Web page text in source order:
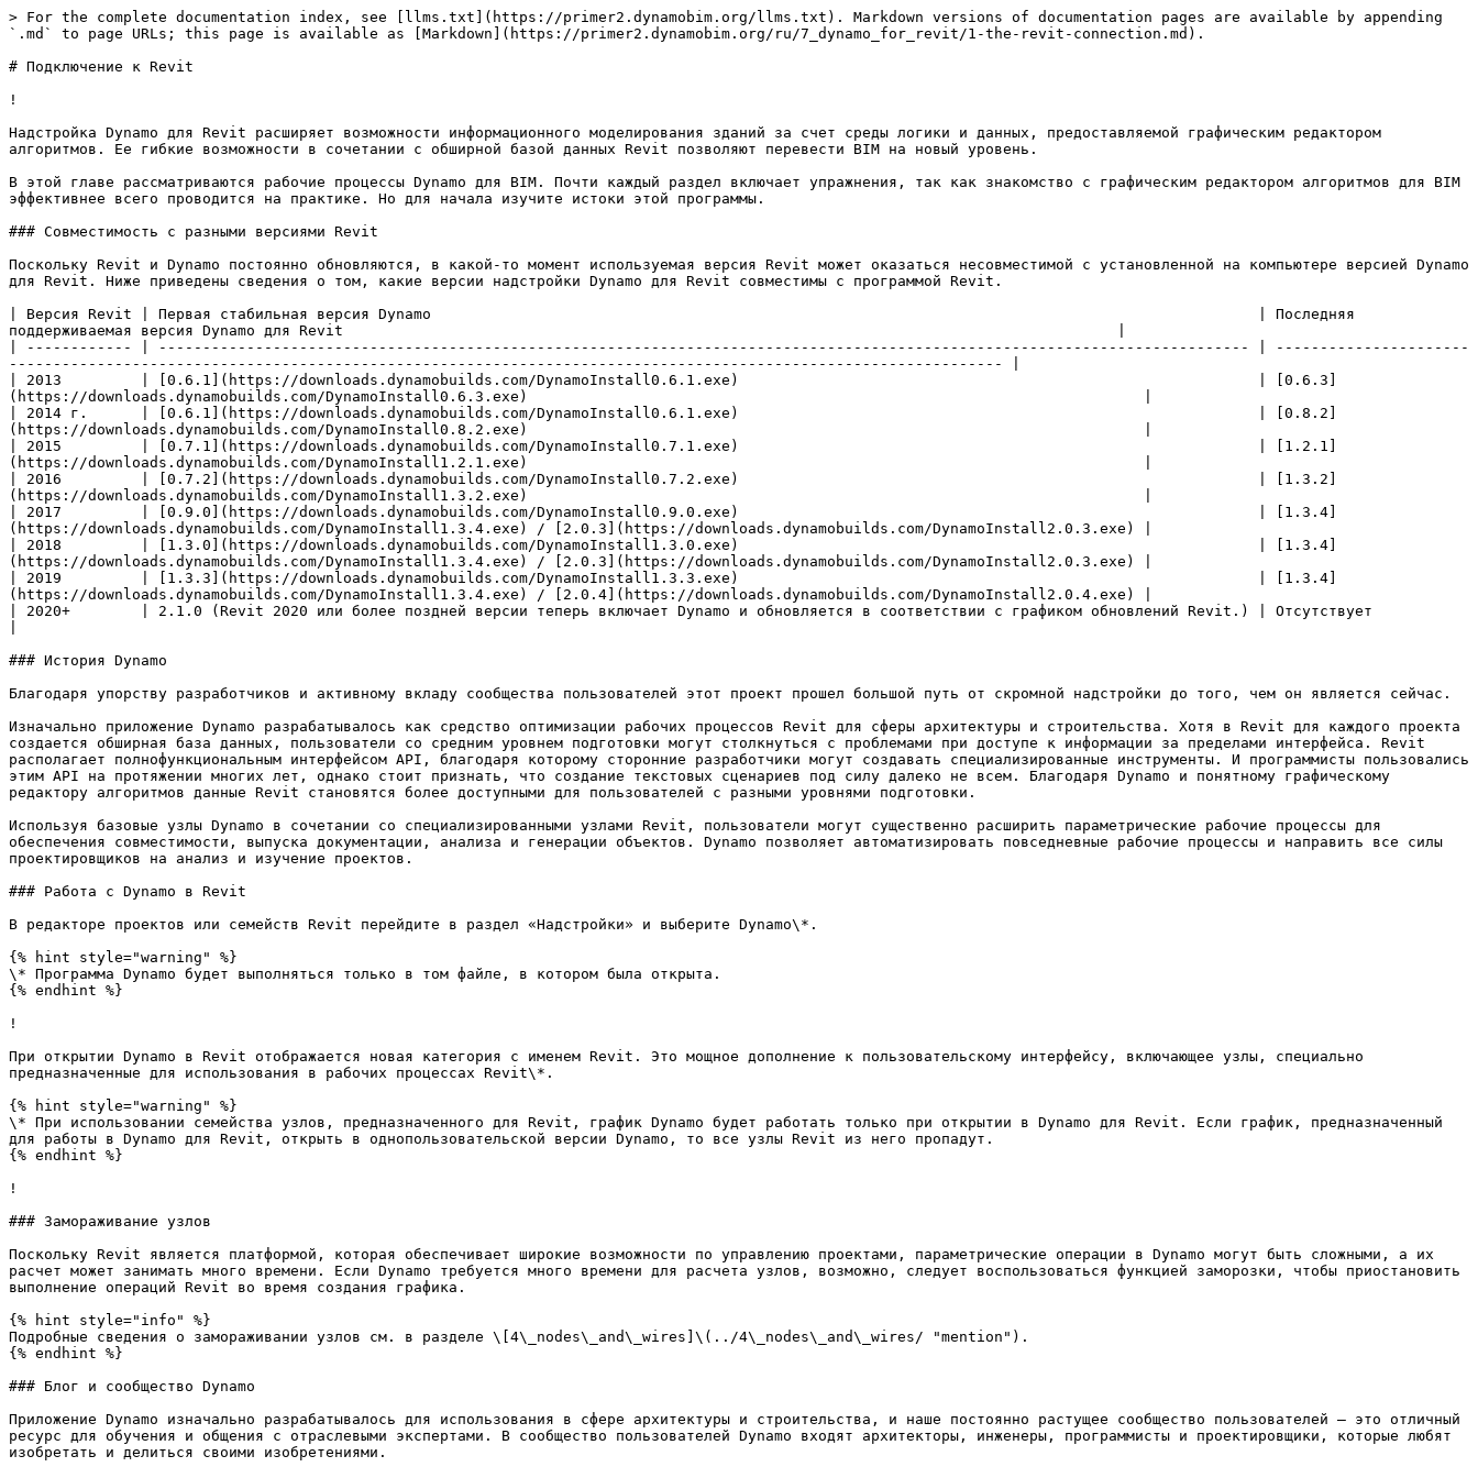
> For the complete documentation index, see [llms.txt](https://primer2.dynamobim.org/llms.txt). Markdown versions of documentation pages are available by appending
`.md` to page URLs; this page is available as [Markdown](https://primer2.dynamobim.org/ru/7_dynamo_for_revit/1-the-revit-connection.md).
# Подключение к Revit
!
Надстройка Dynamo для Revit расширяет возможности информационного моделирования зданий за счет среды логики и данных, предоставляемой графическим редактором
алгоритмов. Ее гибкие возможности в сочетании с обширной базой данных Revit позволяют перевести BIM на новый уровень.
В этой главе рассматриваются рабочие процессы Dynamo для BIM. Почти каждый раздел включает упражнения, так как знакомство с графическим редактором алгоритмов для BIM
эффективнее всего проводится на практике. Но для начала изучите истоки этой программы.
### Совместимость с разными версиями Revit
Поскольку Revit и Dynamo постоянно обновляются, в какой-то момент используемая версия Revit может оказаться несовместимой с установленной на компьютере версией Dynamo
для Revit. Ниже приведены сведения о том, какие версии надстройки Dynamo для Revit совместимы с программой Revit.
| Версия Revit | Первая стабильная версия Dynamo                                                                                              | Последняя
поддерживаемая версия Dynamo для Revit                                                                                        |
| ------------ | ---------------------------------------------------------------------------------------------------------------------------- | ----------------------
----------------------------------------------------------------------------------------------------------------- |
| 2013         | [0.6.1](https://downloads.dynamobuilds.com/DynamoInstall0.6.1.exe)                                                           | [0.6.3]
(https://downloads.dynamobuilds.com/DynamoInstall0.6.3.exe)                                                                      |
| 2014 г.      | [0.6.1](https://downloads.dynamobuilds.com/DynamoInstall0.6.1.exe)                                                           | [0.8.2]
(https://downloads.dynamobuilds.com/DynamoInstall0.8.2.exe)                                                                      |
| 2015         | [0.7.1](https://downloads.dynamobuilds.com/DynamoInstall0.7.1.exe)                                                           | [1.2.1]
(https://downloads.dynamobuilds.com/DynamoInstall1.2.1.exe)                                                                      |
| 2016         | [0.7.2](https://downloads.dynamobuilds.com/DynamoInstall0.7.2.exe)                                                           | [1.3.2]
(https://downloads.dynamobuilds.com/DynamoInstall1.3.2.exe)                                                                      |
| 2017         | [0.9.0](https://downloads.dynamobuilds.com/DynamoInstall0.9.0.exe)                                                           | [1.3.4]
(https://downloads.dynamobuilds.com/DynamoInstall1.3.4.exe) / [2.0.3](https://downloads.dynamobuilds.com/DynamoInstall2.0.3.exe) |
| 2018         | [1.3.0](https://downloads.dynamobuilds.com/DynamoInstall1.3.0.exe)                                                           | [1.3.4]
(https://downloads.dynamobuilds.com/DynamoInstall1.3.4.exe) / [2.0.3](https://downloads.dynamobuilds.com/DynamoInstall2.0.3.exe) |
| 2019         | [1.3.3](https://downloads.dynamobuilds.com/DynamoInstall1.3.3.exe)                                                           | [1.3.4]
(https://downloads.dynamobuilds.com/DynamoInstall1.3.4.exe) / [2.0.4](https://downloads.dynamobuilds.com/DynamoInstall2.0.4.exe) |
| 2020+        | 2.1.0 (Revit 2020 или более поздней версии теперь включает Dynamo и обновляется в соответствии с графиком обновлений Revit.) | Отсутствует
### История Dynamo
Благодаря упорству разработчиков и активному вкладу сообщества пользователей этот проект прошел большой путь от скромной надстройки до того, чем он является сейчас.
Изначально приложение Dynamo разрабатывалось как средство оптимизации рабочих процессов Revit для сферы архитектуры и строительства. Хотя в Revit для каждого проекта
создается обширная база данных, пользователи со средним уровнем подготовки могут столкнуться с проблемами при доступе к информации за пределами интерфейса. Revit
располагает полнофункциональным интерфейсом API, благодаря которому сторонние разработчики могут создавать специализированные инструменты. И программисты пользовались
этим API на протяжении многих лет, однако стоит признать, что создание текстовых сценариев под силу далеко не всем. Благодаря Dynamo и понятному графическому
редактору алгоритмов данные Revit становятся более доступными для пользователей с разными уровнями подготовки.
Используя базовые узлы Dynamo в сочетании со специализированными узлами Revit, пользователи могут существенно расширить параметрические рабочие процессы для
обеспечения совместимости, выпуска документации, анализа и генерации объектов. Dynamo позволяет автоматизировать повседневные рабочие процессы и направить все силы
проектировщиков на анализ и изучение проектов.
### Работа с Dynamo в Revit
В редакторе проектов или семейств Revit перейдите в раздел «Надстройки» и выберите Dynamo\*.
{% hint style="warning" %}
\* Программа Dynamo будет выполняться только в том файле, в котором была открыта.
{% endhint %}
!
При открытии Dynamo в Revit отображается новая категория с именем Revit. Это мощное дополнение к пользовательскому интерфейсу, включающее узлы, специально
предназначенные для использования в рабочих процессах Revit\*.
{% hint style="warning" %}
\* При использовании семейства узлов, предназначенного для Revit, график Dynamo будет работать только при открытии в Dynamo для Revit. Если график, предназначенный
для работы в Dynamo для Revit, открыть в однопользовательской версии Dynamo, то все узлы Revit из него пропадут.
{% endhint %}
!
### Замораживание узлов
Поскольку Revit является платформой, которая обеспечивает широкие возможности по управлению проектами, параметрические операции в Dynamo могут быть сложными, а их
расчет может занимать много времени. Если Dynamo требуется много времени для расчета узлов, возможно, следует воспользоваться функцией заморозки, чтобы приостановить
выполнение операций Revit во время создания графика.
{% hint style="info" %}
Подробные сведения о замораживании узлов см. в разделе \[4\_nodes\_and\_wires]\(../4\_nodes\_and\_wires/ "mention").
{% endhint %}
### Блог и сообщество Dynamo
Приложение Dynamo изначально разрабатывалось для использования в сфере архитектуры и строительства, и наше постоянно растущее сообщество пользователей — это отличный
ресурс для обучения и общения с отраслевыми экспертами. В сообщество пользователей Dynamo входят архитекторы, инженеры, программисты и проектировщики, которые любят
изобретать и делиться своими изобретениями.